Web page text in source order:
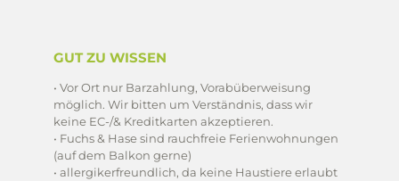
GUT ZU WISSEN
• Vor Ort nur Barzahlung, Vorabüberweisung
möglich. Wir bitten um Verständnis, dass wir
keine EC-/& Kreditkarten akzeptieren.
• Fuchs & Hase sind rauchfreie Ferienwohnungen
(auf dem Balkon gerne)
• allergikerfreundlich, da keine Haustiere erlaubt